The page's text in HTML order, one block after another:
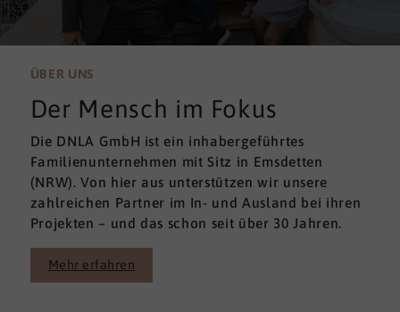
ÜBER UNS
Der Mensch im Fokus
Die DNLA GmbH ist ein inhabergeführtes
Familienunternehmen mit Sitz in Emsdetten
(NRW). Von hier aus unterstützen wir unsere
zahlreichen Partner im In- und Ausland bei ihren
Projekten – und das schon seit über 30 Jahren.
Mehr erfahren